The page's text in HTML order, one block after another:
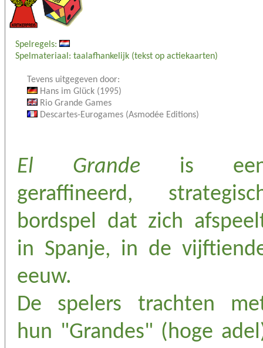
Spelregels:
Spelmateriaal: taalafhankelijk (tekst op actiekaarten)
Tevens uitgegeven door:
Hans im Glück (1995)
Rio Grande Games
Descartes-Eurogames (Asmodée Editions)
El Grande is
geraffineerd,
bordspel dat zich
in Spanje, in de
eeuw.
De spelers trachten
hun "Grandes" (hoge